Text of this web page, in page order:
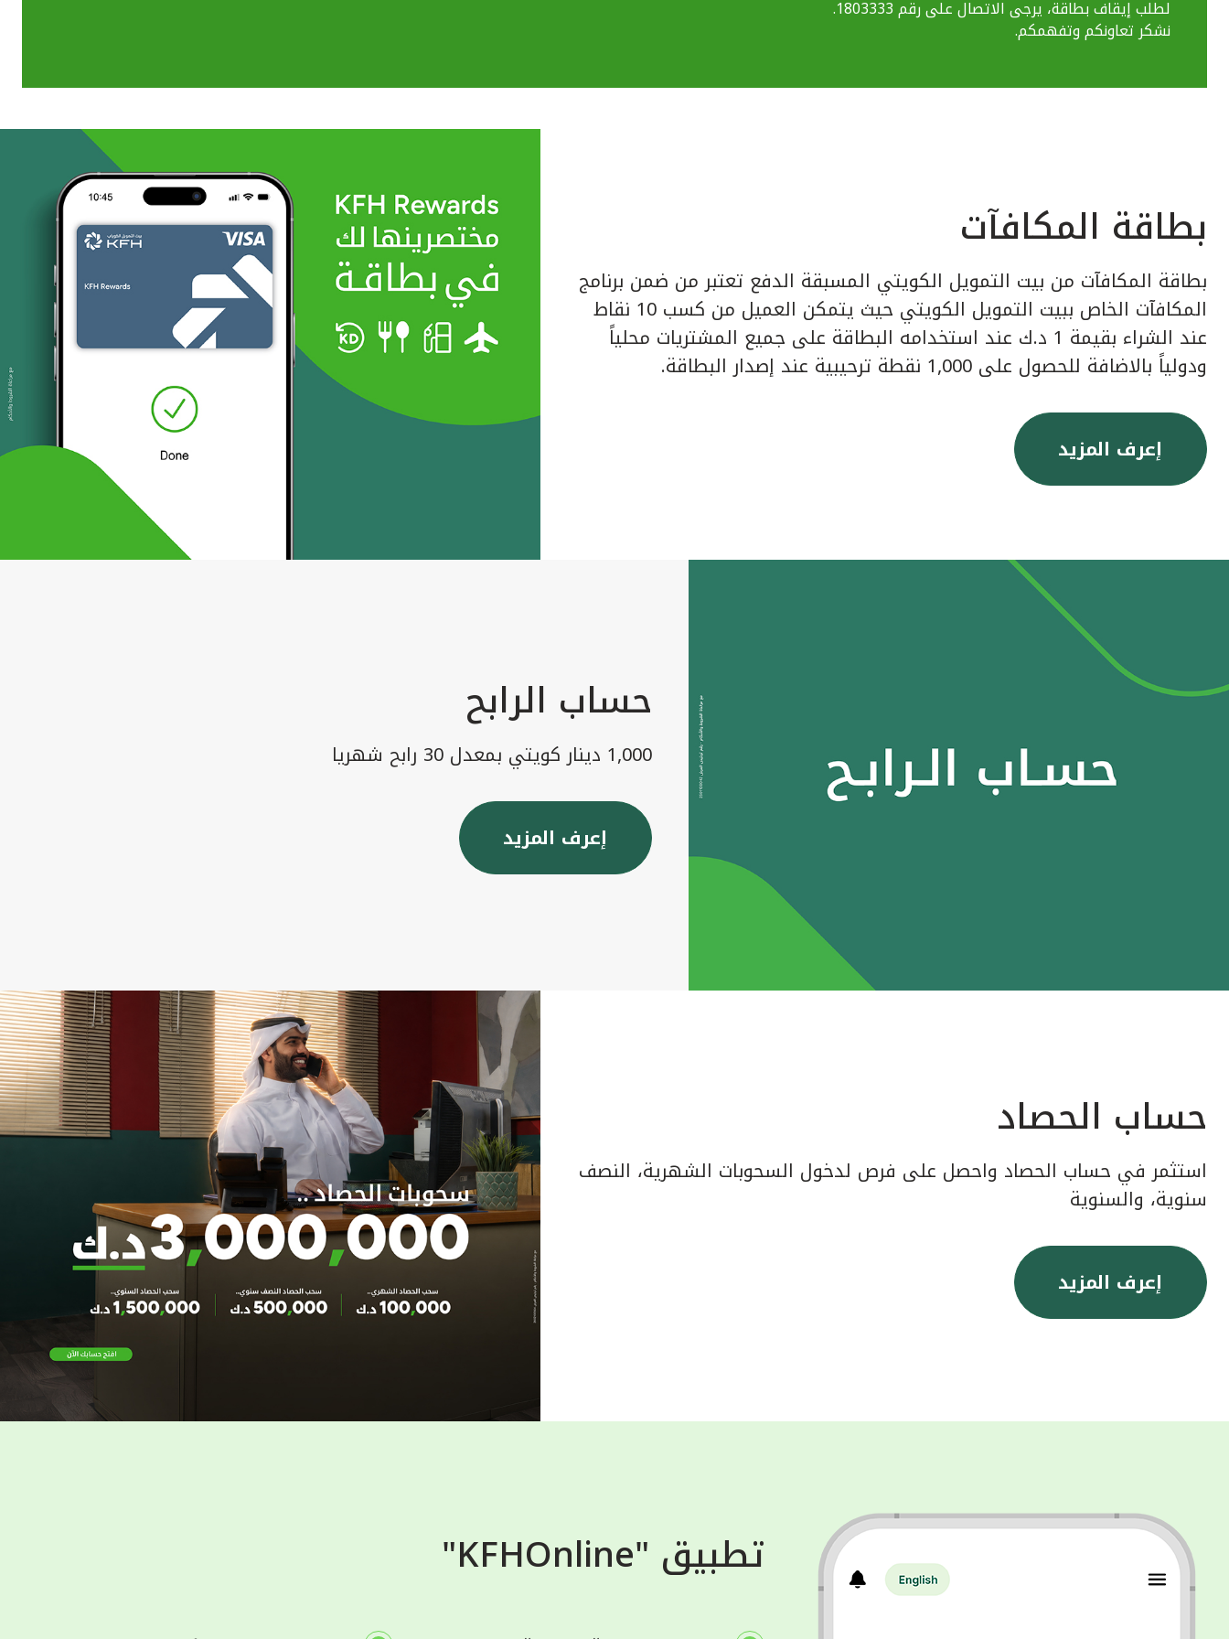
لطلب إيقاف بطاقة، يرجى الاتصال على رقم 1803333.
نشكر تعاونكم وتفهمكم.
بطاقة المكافآت
بطاقة المكافآت من بيت التمويل الكويتي المسبقة الدفع تعتبر من ضمن برنامج
المكافآت الخاص ببيت التمويل الكويتي حيث يتمكن العميل من كسب 10 نقاط
عند الشراء بقيمة 1 د.ك عند استخدامه البطاقة على جميع المشتريات محلياً
ودولياً بالاضافة للحصول على 1,000 نقطة ترحيبية عند إصدار البطاقة.
إعرف المزيد
حساب الرابح
1,000 دينار كويتي بمعدل 30 رابح شهريا
إعرف المزيد
حساب الحصاد
استثمر في حساب الحصاد واحصل على فرص لدخول السحوبات الشهرية، النصف
سنوية، والسنوية
إعرف المزيد
تطبيق "KFHOnline"